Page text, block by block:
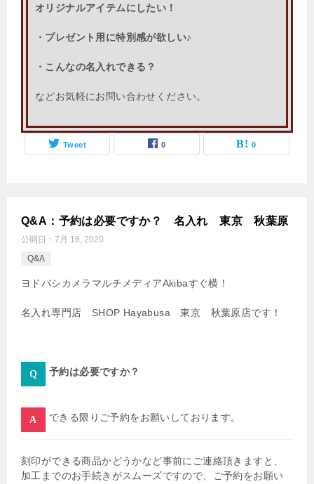
オリジナルアイテムにしたい！
・プレゼント用に特別感が欲しい♪
・こんなの名入れできる？
などお気軽にお問い合わせください。
Tweet 0 0
Q&A：予約は必要ですか？ 名入れ 東京 秋葉原
公開日： 7月 16, 2020
Q&A
ヨドバシカメラマルチメディアAkibaすぐ横！
名入れ専門店 SHOP Hayabusa 東京 秋葉原店です！
予約は必要ですか？
できる限りご予約をお願いしております。
刻印ができる商品かどうかなど事前にご連絡頂きますと、
加工までのお手続きがスムーズですので、ご予約をお願い